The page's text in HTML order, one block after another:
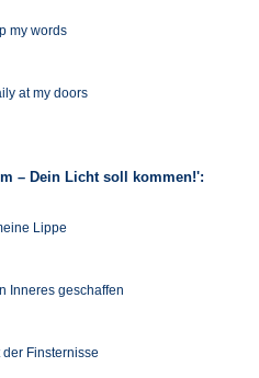
my words
at my doors
– Dein Licht soll kommen!':
Lippe
Inneres geschaffen
Finsternisse